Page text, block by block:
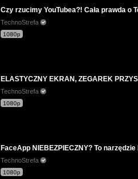
Czy rzucimy YouTubea?! Cała prawda o
TechnoStrefa
1080p
ELASTYCZNY EKRAN, ZEGAREK
TechnoStrefa
1080p
FaceApp NIEBEZPIECZNY? To narzędzie
TechnoStrefa
1080p